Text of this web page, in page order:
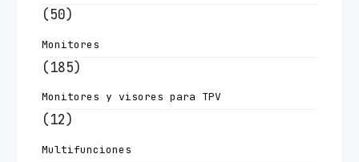
(50)
Monitores
(185)
Monitores y visores para TPV
(12)
Multifunciones